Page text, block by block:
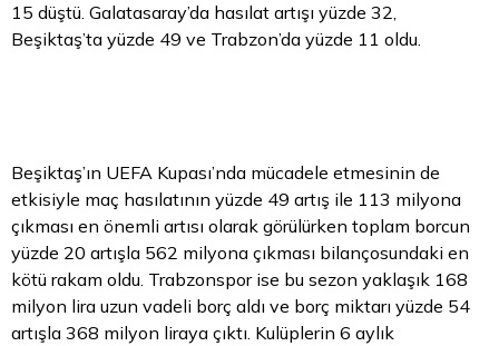
15 düştü. Galatasaray’da hasılat artışı yüzde 32,
Beşiktaş’ta yüzde 49 ve Trabzon’da yüzde 11 oldu.
Beşiktaş’ın UEFA Kupası’nda mücadele etmesinin de
etkisiyle maç hasılatının yüzde 49 artış ile 113 milyona
çıkması en önemli artısı olarak görülürken toplam borcun
yüzde 20 artışla 562 milyona çıkması bilançosundaki en
kötü rakam oldu. Trabzonspor ise bu sezon yaklaşık 168
milyon lira uzun vadeli borç aldı ve borç miktarı yüzde 54
artışla 368 milyon liraya çıktı. Kulüplerin 6 aylık